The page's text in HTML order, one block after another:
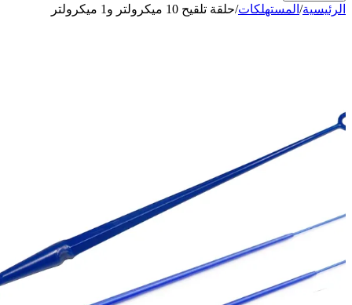
الرئيسية/المستهلكات/حلقة تلقيح 10 ميكرولتر و1 ميكرولتر